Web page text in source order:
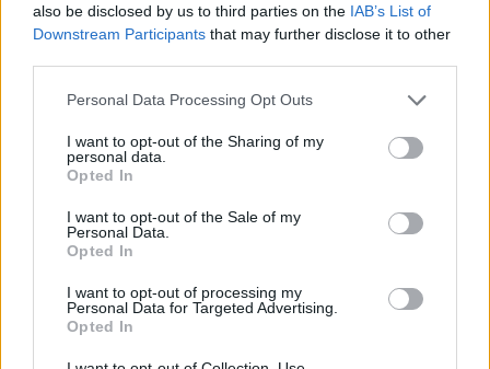
also be disclosed by us to third parties on the IAB’s List of
Downstream Participants that may further disclose it to other
Please note that this website/app uses one or more Google
not limited to your visit or usage behaviour. You may click to
grant or deny consent to Google and its third-party tags to
use your data for below specified purposes in below Google
consent section.
Personal Data Processing Opt Outs
I want to opt-out of the Sharing of my
personal data.
Opted In
I want to opt-out of the Sale of my
Personal Data.
Opted In
I want to opt-out of processing my
Personal Data for Targeted Advertising.
Opted In
Címkék:gödör belváros